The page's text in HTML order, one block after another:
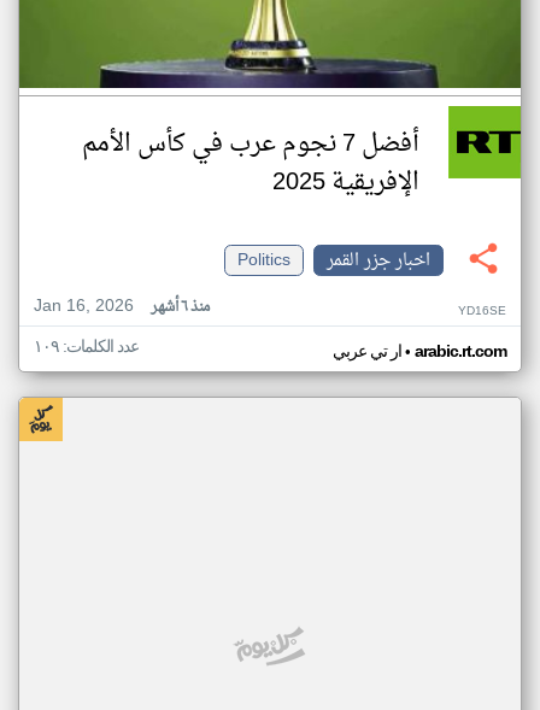
أفضل 7 نجوم عرب في كأس الأمم
الإفريقية 2025
اخبار جزر القمر
Politics
Jan 16, 2026
منذ ٦ أشهر YD16SE
ار تي عربي• arabic.rt.com عدد الكلمات: ١٠٩